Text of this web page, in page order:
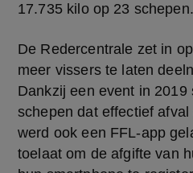
17.735 kilo op 23 schepen.
De Redercentrale zet in
meer vissers te laten
Dankzij een event in 2019
schepen dat effectief
werd ook een FFL-app
toelaat om de afgifte van